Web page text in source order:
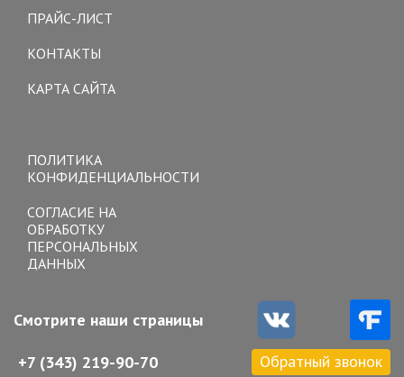
ПРАЙС-ЛИСТ
КОНТАКТЫ
КАРТА САЙТА
ПОЛИТИКА
КОНФИДЕНЦИАЛЬНОСТИ
СОГЛАСИЕ НА
ОБРАБОТКУ
ПЕРСОНАЛЬНЫХ
ДАННЫХ
Смотрите наши страницы
+7 (343) 219-90-70 Обратный звонок